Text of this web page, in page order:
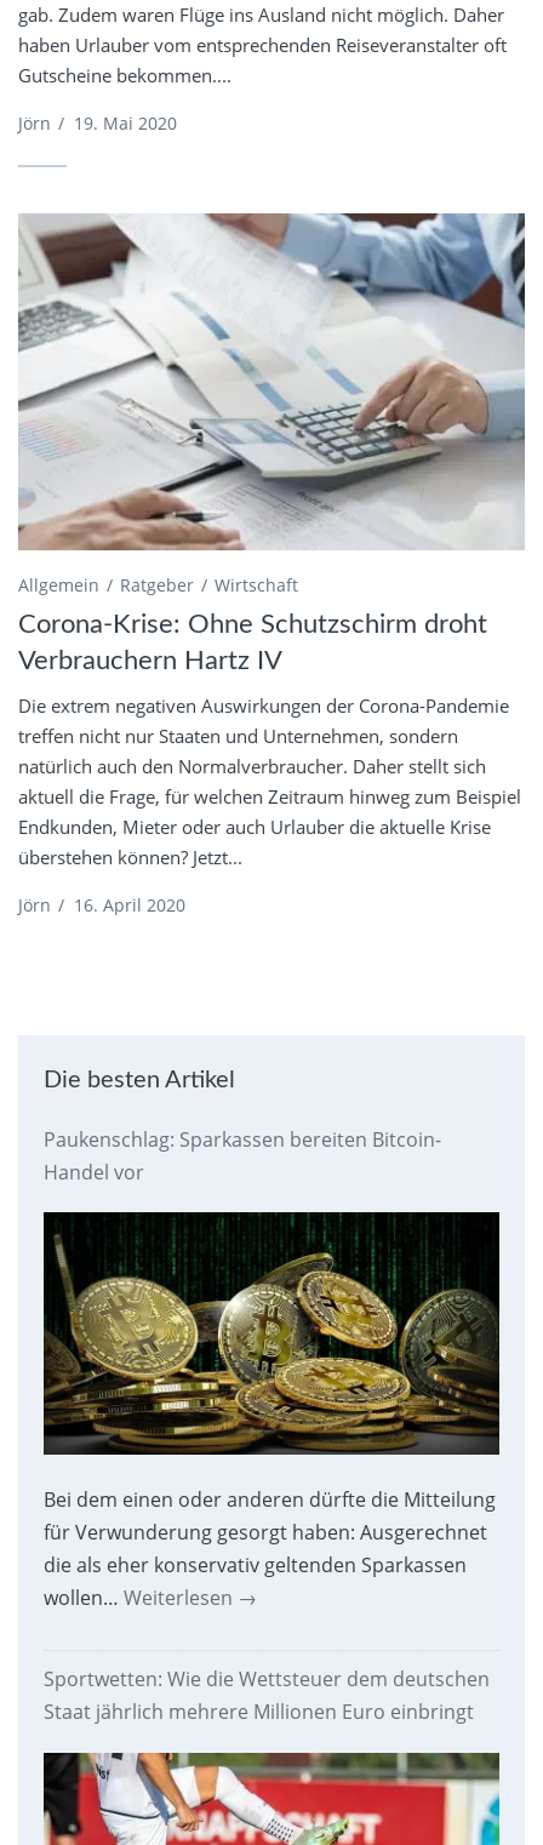
gab. Zudem waren Flüge ins Ausland nicht möglich. Daher
haben Urlauber vom entsprechenden Reiseveranstalter oft
Gutscheine bekommen....
Jörn / 19. Mai 2020
Allgemein Ratgeber Wirtschaft
Corona-Krise: Ohne Schutzschirm droht
Verbrauchern Hartz IV
Die extrem negativen Auswirkungen der Corona-Pandemie
treffen nicht nur Staaten und Unternehmen, sondern
natürlich auch den Normalverbraucher. Daher stellt sich
aktuell die Frage, für welchen Zeitraum hinweg zum Beispiel
Endkunden, Mieter oder auch Urlauber die aktuelle Krise
überstehen können? Jetzt...
Jörn / 16. April 2020
Die besten Artikel
Paukenschlag: Sparkassen bereiten Bitcoin-
Handel vor
Bei dem einen oder anderen dürfte die Mitteilung
für Verwunderung gesorgt haben: Ausgerechnet
die als eher konservativ geltenden Sparkassen
wollen… Weiterlesen →
Sportwetten: Wie die Wettsteuer dem deutschen
Staat jährlich mehrere Millionen Euro einbringt